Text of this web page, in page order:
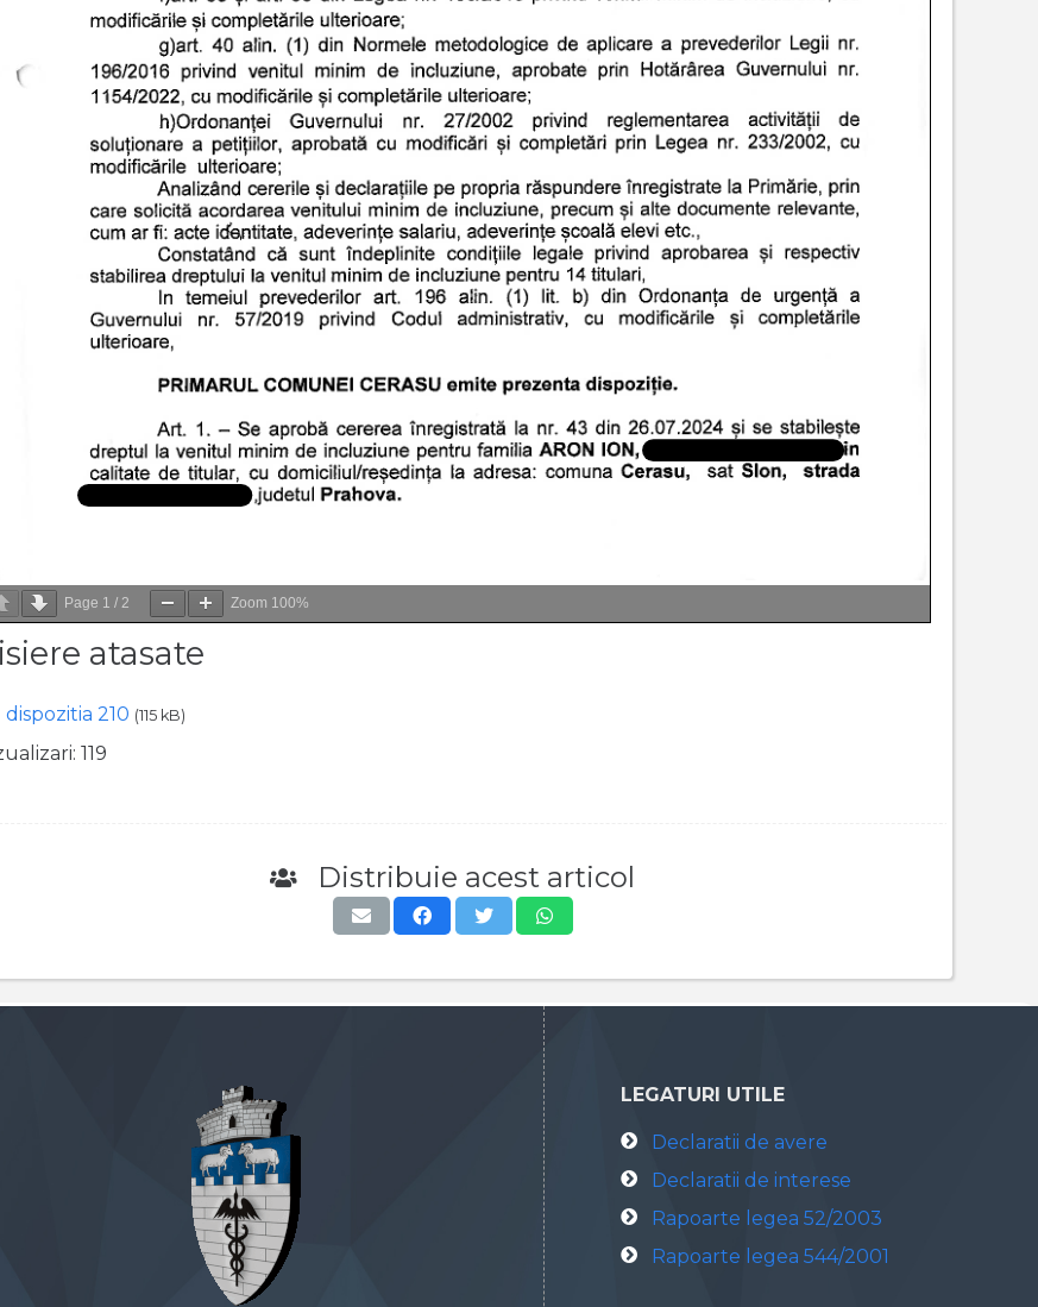
Page 1 / 2 Zoom 100%
atasate
dispozitia 210 (115 kB)
119
Distribuie acest articol
LEGATURI UTILE
Declaratii de avere
Declaratii de interese
Rapoarte legea 52/2003
Rapoarte legea 544/2001